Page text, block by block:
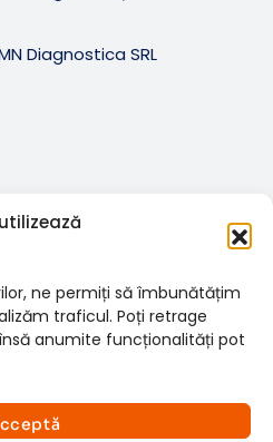
ne permiți să îmbunătățim
traficul. Poți retrage
anumite funcționalități pot
Diagnostica SRL
web.ro
×
investigații